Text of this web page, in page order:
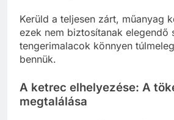
Kerüld a teljesen zárt, műanyag
ezek nem biztosítanak elegendő
tengerimalacok könnyen
bennük.
A ketrec elhelyezése: A
megtalálása